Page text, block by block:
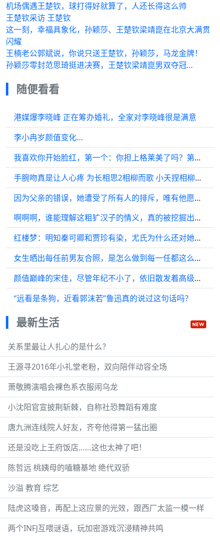
机场偶遇王楚钦，球打得好就算了，人还长得这么帅
王楚钦采访 王楚钦
这一刻，幸福具象化，孙颖莎、王楚钦梁靖崑在北京大满贯
闪耀
王楠老公郭斌说，你说只送王楚钦，孙颖莎，马龙金牌！
孙颖莎零封范思琦挺进决赛，王楚钦梁靖崑男双夺冠…
随便看看
港媒爆李晓峰 正在筹办婚礼，全家对李晓峰很是满意
李小冉岁颜值变化…
我喜欢你开始脸红，第一个：你担上格莱美了吗？第二个：小佳，第三个：me
手腕吻真是让人心疼 为长相思2相柳而歌 小夭捏相柳脸 全都在看长相思2
因为父亲的错误，她遭受了所有人的排斥，唯有他愿意与她并肩而坐…
啊啊啊，谁能理解这粗犷汉子的情义，真的被挖掘出来了，喜欢的姐妹别错过
红楼梦：明知秦可卿和贾珍有染，尤氏为什么还对她那么好？
女生晒出每任前男友合照，是怎么做到每一任都这么帅的？
颜值巅峰的宋佳，尽管年纪不小了，依旧散发着高级的美感，充满女人味…
“远看是条狗，近看郭沫若”鲁迅真的说过这句话吗？
最新生活
关系里最让人扎心的是什么？
王源寻2016年小礼堂老粉，双向陪伴动容全场
萧敬腾演唱会裸色系衣服闹乌龙
小沈阳官宣披荆斩棘，自称社恐舞蹈有难度
唐九洲连线院人好友，齐夸他得第一猛出圈
还是没吃上王府饭店……这也太神了吧！
陈哲远 桃姨母的嗑糖基地 绝代双骄
沙溢 教育 综艺
陆虎这嗓音，再配上这应景的光效，跟西厂太监一模一样
两个INFJ互喂谜语，玩加密游戏沉浸精神共鸣